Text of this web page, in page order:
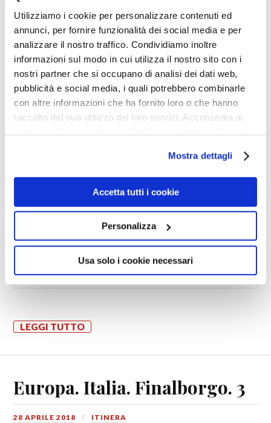
Utilizziamo i cookie per personalizzare contenuti ed
annunci, per fornire funzionalità dei social media e per
analizzare il nostro traffico. Condividiamo inoltre
informazioni sul modo in cui utilizza il nostro sito con i
nostri partner che si occupano di analisi dei dati web,
pubblicità e social media, i quali potrebbero combinarle
con altre informazioni che ha fornito loro o che hanno
raccolto dal suo utilizzo dei loro servizi. Acconsenta ai
Mostra dettagli
Accetta tutti i cookie
Personalizza
Usa solo i cookie necessari
Europa. Italia. Finalborgo. 2
LEGGI TUTTO
Europa. Italia. Finalborgo. 3
28 APRILE 2018 ITINERA